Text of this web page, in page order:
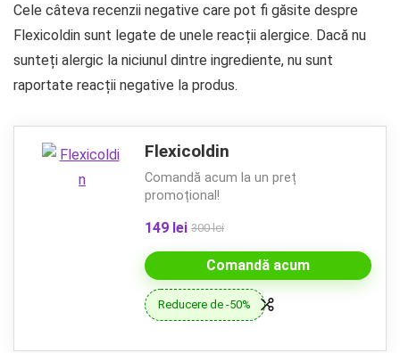
Cele câteva recenzii negative care pot fi găsite despre
Flexicoldin sunt legate de unele reacții alergice. Dacă nu
sunteți alergic la niciunul dintre ingrediente, nu sunt
raportate reacții negative la produs.
Flexicoldin
Comandă acum la un preț
promoțional!
149 lei 300 lei
Comandă acum
Reducere de -50%